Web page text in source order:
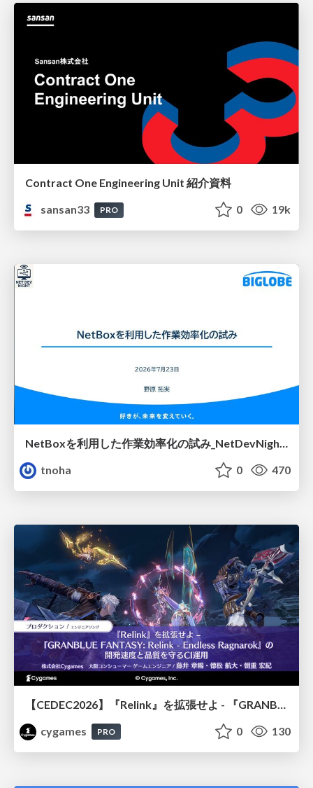
Contract One Engineering Unit 紹介資料
sansan33
PRO 0 19k
NetBoxを利用した作業効率化の試み_NetDevNight4
tnoha
0 470
cygames
PRO 0 130